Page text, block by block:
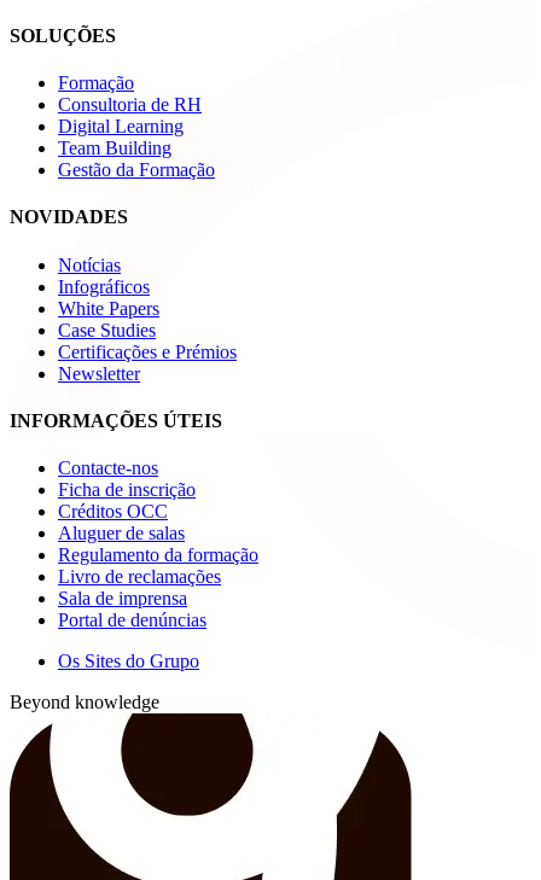
SOLUÇÕES
Formação
Consultoria de RH
Digital Learning
Team Building
Gestão da Formação
NOVIDADES
Notícias
Infográficos
White Papers
Case Studies
Certificações e Prémios
Newsletter
INFORMAÇÕES ÚTEIS
Contacte-nos
Ficha de inscrição
Créditos OCC
Aluguer de salas
Regulamento da formação
Livro de reclamações
Sala de imprensa
Portal de denúncias
Os Sites do Grupo
Beyond knowledge